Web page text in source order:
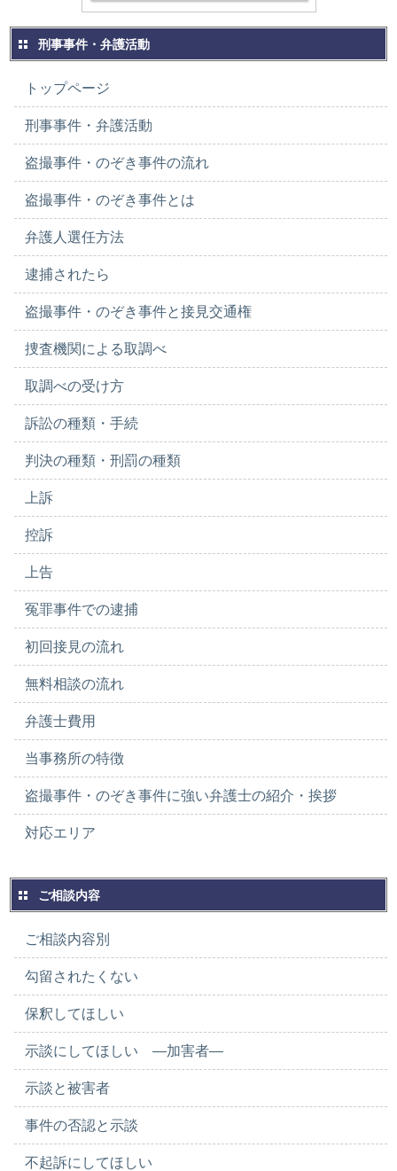
刑事事件・弁護活動
トップページ
刑事事件・弁護活動
盗撮事件・のぞき事件の流れ
盗撮事件・のぞき事件とは
弁護人選任方法
逮捕されたら
盗撮事件・のぞき事件と接見交通権
捜査機関による取調べ
取調べの受け方
訴訟の種類・手続
判決の種類・刑罰の種類
上訴
控訴
上告
冤罪事件での逮捕
初回接見の流れ
無料相談の流れ
弁護士費用
当事務所の特徴
盗撮事件・のぞき事件に強い弁護士の紹介・挨拶
対応エリア
ご相談内容
ご相談内容別
勾留されたくない
保釈してほしい
示談にしてほしい ―加害者―
示談と被害者
事件の否認と示談
不起訴にしてほしい